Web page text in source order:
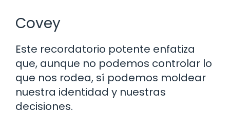
Covey
Este recordatorio potente enfatiza
que, aunque no podemos controlar lo
que nos rodea, sí podemos moldear
nuestra identidad y nuestras
decisiones.